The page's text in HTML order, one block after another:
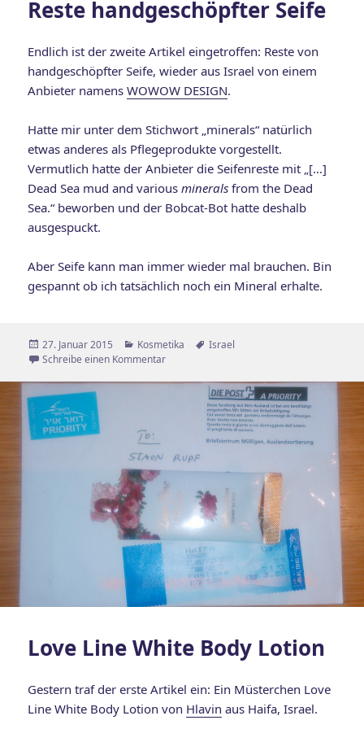
Reste handgeschöpfter Seife
Endlich ist der zweite Artikel eingetroffen: Reste von
handgeschöpfter Seife, wieder aus Israel von einem
Anbieter namensWOWOW DESIGN.
Hatte mir unter dem Stichwort „minerals“ natürlich
etwas anderes als Pflegeprodukte vorgestellt.
Vermutlich hatte der Anbieter die Seifenreste mit „[…]
Dead Sea mud and variousminerals from the Dead
Sea.“ beworben und der Bobcat-Bot hatte deshalb
ausgespuckt.
Aber Seife kann man immer wieder mal brauchen. Bin
gespannt ob ich tatsächlich noch ein Mineral erhalte.
Veröffentlicht
am
27. Januar 2015 Kategorien
Kosmetika Schlagwörter
Israel
Schreibe einen Kommentarzu Reste handgeschöpfter Seife
Love Line White Body Lotion
Gestern traf der erste Artikel ein: Ein Müsterchen Love
Line White Body Lotion von Hlavin aus Haifa, Israel.